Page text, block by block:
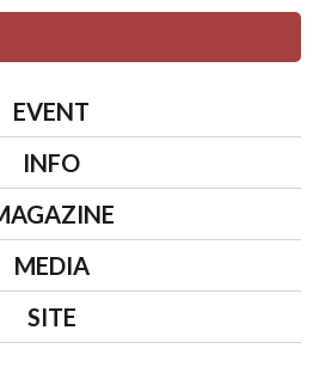
EVENT
INFO
MEDIA
SITE